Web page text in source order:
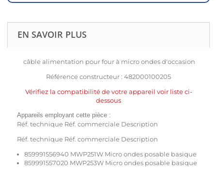
EN SAVOIR PLUS
câble alimentation pour four à micro ondes d'occasion
Référence constructeur : 482000100205
Vérifiez la compatibilité de votre appareil voir liste ci-
dessous
Appareils employant cette pièce :
Réf. technique Réf. commerciale Description
Réf. technique Réf. commerciale Description
859991556940 MWP251W Micro ondes posable basique
859991557020 MWP253W Micro ondes posable basique